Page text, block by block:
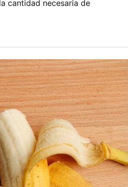
cantidad necesaria de